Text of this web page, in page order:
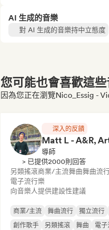
AI 生成的音樂
對 AI 生成的音樂持中立態度
您可能也會喜歡這
因為您正在瀏覽Nico_Essig -
深入的反饋
導師
> 已提供2000則回答
另類搖滾商業/主流舞曲舞曲流
電子流行樂
向音樂人提供建設性建議
商業/主流 舞曲流行 獨立流行
創作歌手
另類搖滾 舞曲 電